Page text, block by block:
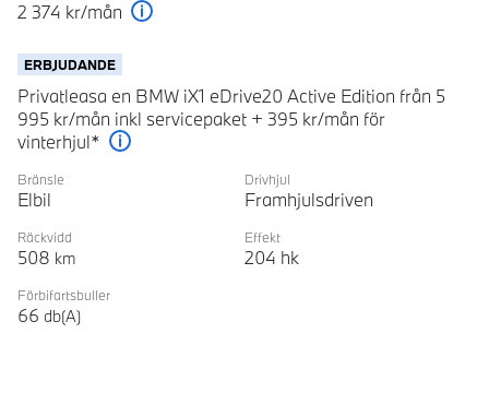
2 374 kr/mån
ERBJUDANDE
Privatleasa en BMW iX1 eDrive20 Active Edition från 5
995 kr/mån inkl servicepaket + 395 kr/mån för
vinterhjul*
Bränsle
Elbil
Drivhjul
Framhjulsdriven
Räckvidd
508 km
Effekt
204 hk
Förbifartsbuller
66 db(A)